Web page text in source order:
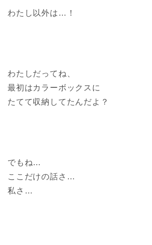
わたし以外は…！
わたしだってね、
最初はカラーボックスに
たてて収納してたんだよ？
でもね…
ここだけの話さ…
私さ…